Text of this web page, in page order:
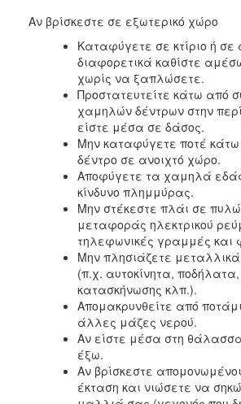
Αν βρίσκεστε σε εξωτερικό χώρο
Καταφύγετε σε κτίριο ή σε
διαφορετικά καθίστε
χωρίς να ξαπλώσετε.
Προστατευτείτε κάτω από
χαμηλών δέντρων στην
είστε μέσα σε δάσος.
Μην καταφύγετε ποτέ
δέντρο σε ανοιχτό χώρο.
Αποφύγετε τα χαμηλά
κίνδυνο πλημμύρας.
Μην στέκεστε πλάι σε
μεταφοράς ηλεκτρικού
τηλεφωνικές γραμμές και
Μην πλησιάζετε
(π.χ. αυτοκίνητα,
κατασκήνωσης κλπ.).
Απομακρυνθείτε από
άλλες μάζες νερού.
Αν είστε μέσα στη
έξω.
Αν βρίσκεστε
έκταση και νιώσετε να